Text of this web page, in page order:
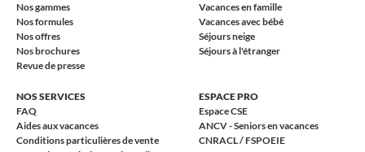
Nos gammes
Nos formules
Nos offres
Nos brochures
Revue de presse
Vacances en famille
Vacances avec bébé
Séjours neige
Séjours à l'étranger
NOS SERVICES
FAQ
Aides aux vacances
Conditions particulières de vente
ESPACE PRO
Espace CSE
ANCV - Seniors en vacances
CNRACL / FSPOEIE